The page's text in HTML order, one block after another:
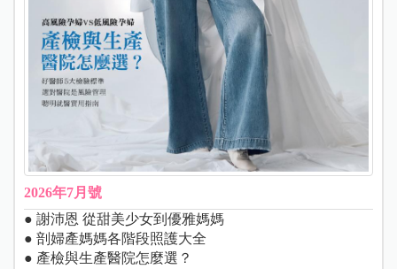
2026年7月號
● 謝沛恩 從甜美少女到優雅媽媽
● 剖婦產媽媽各階段照護大全
● 產檢與生產醫院怎麼選？